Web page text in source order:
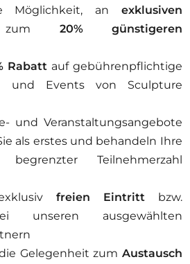
Möglichkeit, an exklusiven
20% günstigeren
Rabatt auf gebührenpflichtige
und Events von Sculpture
und Veranstaltungsangebote
als erstes und behandeln Ihre
Teilnehmerzahl
freien Eintrittbzw.
unseren ausgewählten
Gelegenheit zum Austausch